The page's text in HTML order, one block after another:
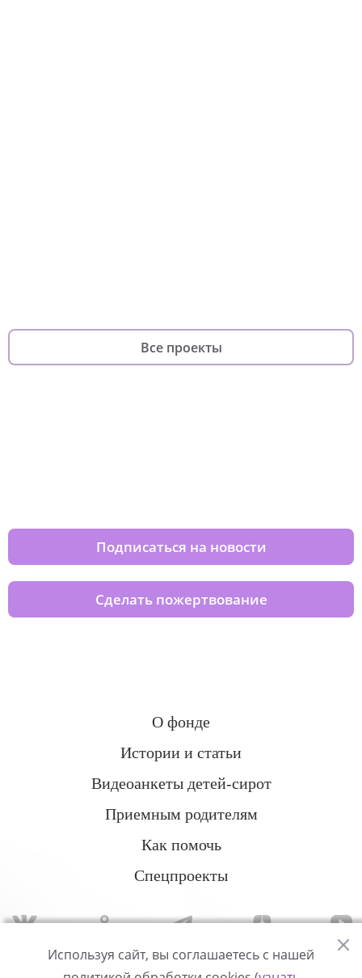
Все проекты
Подписаться на новости
Сделать пожертвование
О фонде
Истории и статьи
Видеоанкеты детей-сирот
Приемным родителям
Как помочь
Спецпроекты
Используя сайт, вы соглашаетесь с нашей